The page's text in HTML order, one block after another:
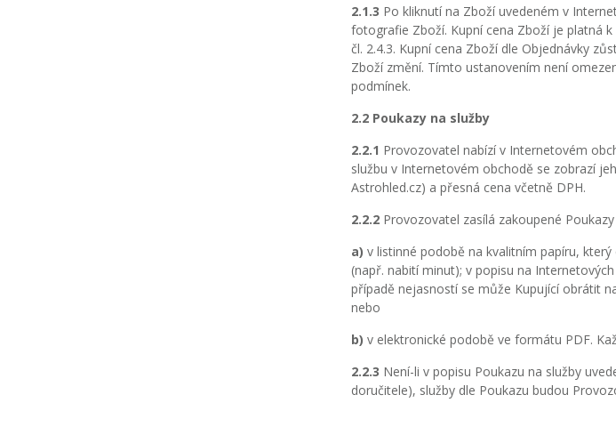
2.1.3 Po kliknutí na Zboží uvedeném v
fotografie Zboží. Kupní cena Zboží je platná
čl. 2.4.3. Kupní cena Zboží dle Objednávky
Zboží změní. Tímto ustanovením není
podmínek.
2.2 Poukazy na služby
2.2.1 Provozovatel nabízí v Internetovém
službu v Internetovém obchodě se zobrazí
Astrohled.cz) a přesná cena včetně DPH.
2.2.2Provozovatel zasílá zakoupené
a) v listinné podobě na kvalitním papíru,
(např. nabití minut); v popisu na
případě nejasností se může Kupující obrátit
nebo
b) v elektronické podobě ve formátu PDF.
2.2.3 Není-li v popisu Poukazu na služby
doručitele), služby dle Poukazu budou